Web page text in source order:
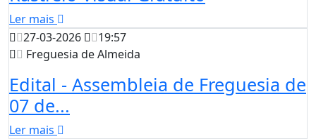
Ler mais
27-03-2026
19:57
Freguesia de Almeida
Edital - Assembleia de Freguesia de
07 de...
Ler mais